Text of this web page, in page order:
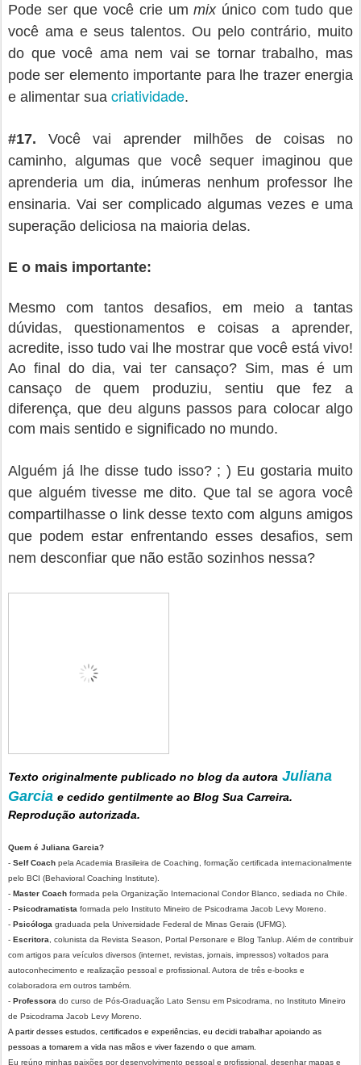
Pode ser que você crie um mixúnico com tudo que
você ama e seus talentos. Ou pelo contrário, muito
do que você ama nem vai se tornar trabalho, mas
pode ser elemento importante para lhe trazer energia
e alimentar sua criatividade.
#17. Você vai aprender milhões de coisas no
caminho, algumas que você sequer imaginou que
aprenderia um dia, inúmeras nenhum professor lhe
ensinaria. Vai ser complicado algumas vezes e uma
superação deliciosa na maioria delas.
E o mais importante:
Mesmo com tantos desafios, em meio a tantas
dúvidas, questionamentos e coisas a aprender,
acredite, isso tudo vai lhe mostrar que você está vivo!
Ao final do dia, vai ter cansaço? Sim, mas é um
cansaço de quem produziu, sentiu que fez a
diferença, que deu alguns passos para colocar algo
com mais sentido e significado no mundo.
Alguém já lhe disse tudo isso? ; ) Eu gostaria muito
que alguém tivesse me dito. Que tal se agora você
compartilhasse o link desse texto com alguns amigos
que podem estar enfrentando esses desafios, sem
nem desconfiar que não estão sozinhos nessa?
Texto originalmente publicado no blog da autora Juliana
Garcia e cedido gentilmente ao Blog Sua Carreira.
Reprodução autorizada.
Quem é Juliana Garcia?
- Self Coach pela Academia Brasileira de Coaching, formação certificada internacionalmente
pelo BCI (Behavioral Coaching Institute).
- Master Coach formada pela Organização Internacional Condor Blanco, sediada no Chile.
- Psicodramatista formada pelo Instituto Mineiro de Psicodrama Jacob Levy Moreno.
- Psicóloga graduada pela Universidade Federal de Minas Gerais (UFMG).
- Escritora , colunista da Revista Season, Portal Personare e Blog Tanlup. Além de contribuir
com artigos para veículos diversos (internet, revistas, jornais, impressos) voltados para
autoconhecimento e realização pessoal e profissional. Autora de três e-books e
colaboradora em outros também.
- Professora do curso de Pós-Graduação Lato Sensu em Psicodrama, no Instituto Mineiro
de Psicodrama Jacob Levy Moreno.
A partir desses estudos, certificados e experiências, eu decidi trabalhar apoiando as
pessoas a tomarem a vida nas mãos e viver fazendo o que amam.
Eu reúno minhas paixões por desenvolvimento pessoal e profissional, desenhar mapas e